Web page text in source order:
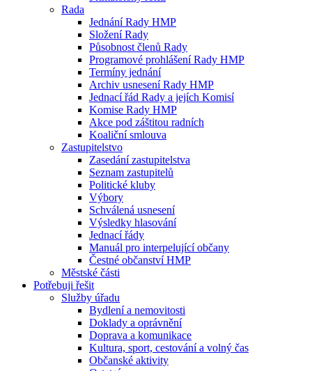
Rada
Jednání Rady HMP
Složení Rady
Působnost členů Rady
Programové prohlášení Rady HMP
Termíny jednání
Archiv usnesení Rady HMP
Jednací řád Rady a jejích Komisí
Komise Rady HMP
Akce pod záštitou radních
Koaliční smlouva
Zastupitelstvo
Zasedání zastupitelstva
Seznam zastupitelů
Politické kluby
Výbory
Schválená usnesení
Výsledky hlasování
Jednací řády
Manuál pro interpelující občany
Čestné občanství HMP
Městské části
Potřebuji řešit
Služby úřadu
Bydlení a nemovitosti
Doklady a oprávnění
Doprava a komunikace
Kultura, sport, cestování a volný čas
Občanské aktivity